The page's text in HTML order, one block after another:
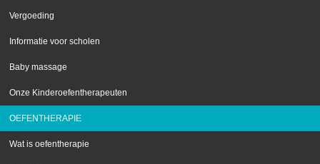
Vergoeding
Informatie voor scholen
Baby massage
Onze Kinderoefentherapeuten
OEFENTHERAPIE
Wat is oefentherapie